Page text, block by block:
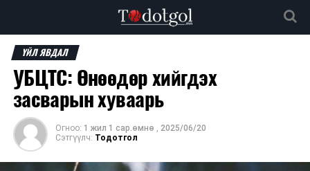
ҮЙЛ ЯВДАЛ
УБЦТС: Өнөөдөр хийгдэх
засварын хуваарь
Огноо: 1 жил 1 сар.өмнө , 2025/06/20
Сэтгүүлч: Тодотгол